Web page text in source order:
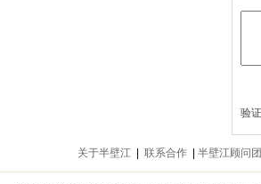
验
关于半壁江 联系合作 半壁江顾问团